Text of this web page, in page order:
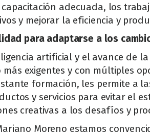
capacitación adecuada, los
y mejorar la eficiencia y
para adaptarse a los
artificial y el avance de
más exigentes y con múltiples
formación, les permite a
y servicios para evitar el
creativas a los desafíos y
Moreno estamos